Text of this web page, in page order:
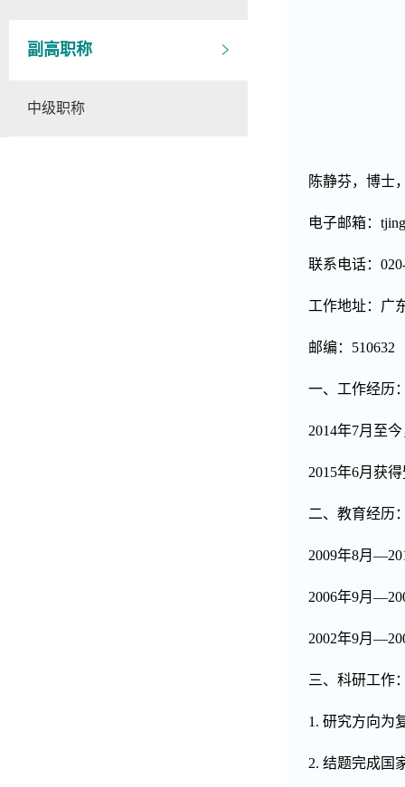
副高职称
中级职称
陈静芬，博士
电子邮箱：
联系电话：
工作地址： 广
邮编： 510632
一、工作经历
2014年7月至
2015年6月获
二、教育经历
2009年8月
2006年9月
2002年9月
三、科研工作
1. 研究方向为
2. 结题完成国